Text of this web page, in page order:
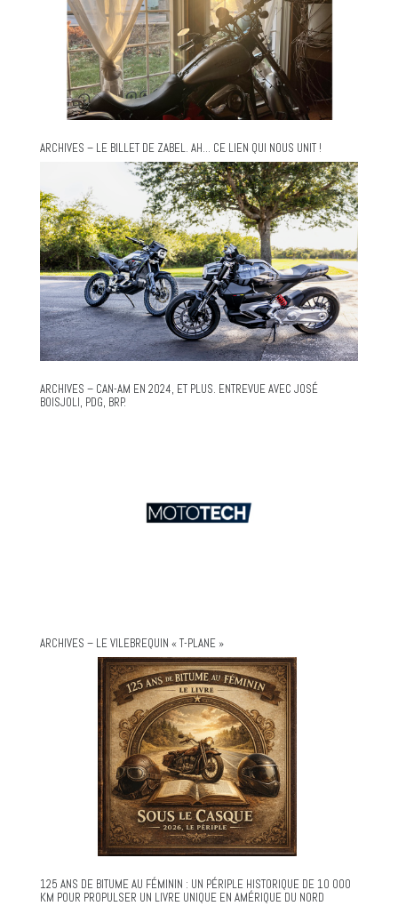
ARCHIVES – LE BILLET DE ZABEL. AH… CE LIEN QUI NOUS UNIT !
ARCHIVES – CAN-AM EN 2024, ET PLUS. ENTREVUE AVEC JOSÉ
BOISJOLI, PDG, BRP.
ARCHIVES – LE VILEBREQUIN « T-PLANE »
125 ANS DE BITUME AU FÉMININ : UN PÉRIPLE HISTORIQUE DE 10 000
KM POUR PROPULSER UN LIVRE UNIQUE EN AMÉRIQUE DU NORD